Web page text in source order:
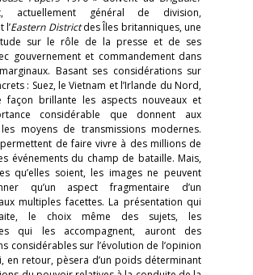
actuellement général de division,
l’Eastern Districtdes Îles britanniques, une
sur le rôle de la presse et de ses
gouvernement et commandement dans
Basant ses considérations sur
: Suez, le Vietnam et l’Irlande du Nord,
façon brillante les aspects nouveaux et
considérable que donnent aux
moyens de transmissions modernes.
de faire vivre à des millions de
événements du champ de bataille. Mais,
qu’elles soient, les images ne peuvent
qu’un aspect fragmentaire d’un
multiples facettes. La présentation qui
le choix même des sujets, les
qui les accompagnent, auront des
considérables sur l’évolution de l’opinion
en retour, pèsera d’un poids déterminant